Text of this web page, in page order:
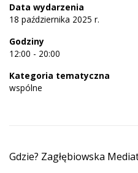
Data wydarzenia
18 października 2025 r.
Godziny
12:00 - 20:00
Kategoria tematyczna
wspólne
Gdzie? Zagłębiowska